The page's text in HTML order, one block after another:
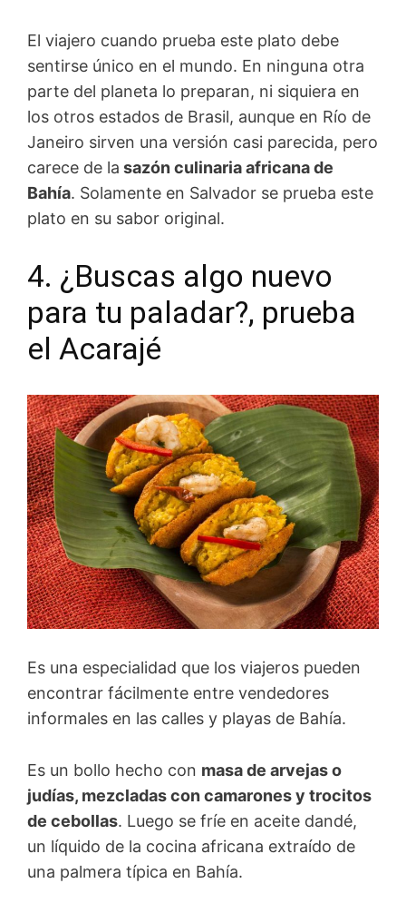
El viajero cuando prueba este plato debe
sentirse único en el mundo. En ninguna otra
parte del planeta lo preparan, ni siquiera en
los otros estados de Brasil, aunque en Río de
Janeiro sirven una versión casi parecida, pero
carece de la sazón culinaria africana de
Bahía. Solamente en Salvador se prueba este
plato en su sabor original.
4. ¿Buscas algo nuevo
para tu paladar?, prueba
el Acarajé
Es una especialidad que los viajeros pueden
encontrar fácilmente entre vendedores
informales en las calles y playas de Bahía.
Es un bollo hecho con masa de arvejas o
judías, mezcladas con camarones y trocitos
de cebollas. Luego se fríe en aceite dandé,
un líquido de la cocina africana extraído de
una palmera típica en Bahía.